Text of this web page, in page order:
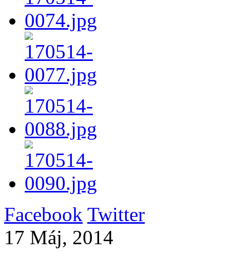
Facebook Twitter
17 Máj, 2014